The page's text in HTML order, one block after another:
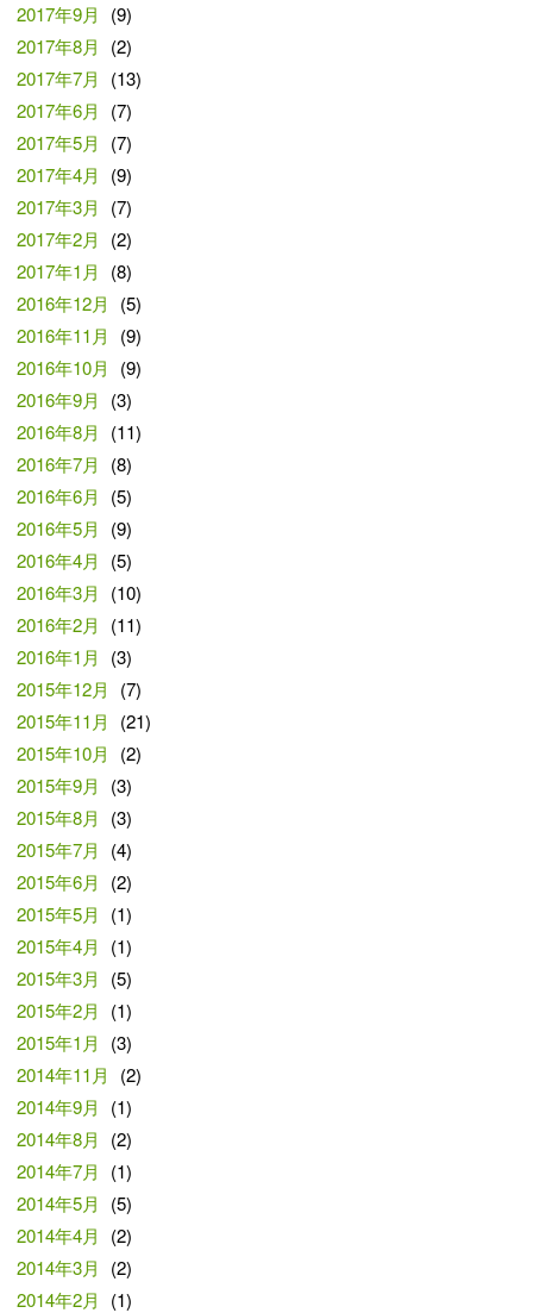
2017年9月
(9)
2017年8月
(2)
2017年7月
(13)
2017年6月
(7)
2017年5月
(7)
2017年4月
(9)
2017年3月
(7)
2017年2月
(2)
2017年1月
(8)
2016年12月
(5)
2016年11月
(9)
2016年10月
(9)
2016年9月
(3)
2016年8月
(11)
2016年7月
(8)
2016年6月
(5)
2016年5月
(9)
2016年4月
(5)
2016年3月
(10)
2016年2月
(11)
2016年1月
(3)
2015年12月
(7)
2015年11月
(21)
2015年10月
(2)
2015年9月
(3)
2015年8月
(3)
2015年7月
(4)
2015年6月
(2)
2015年5月
(1)
2015年4月
(1)
2015年3月
(5)
2015年2月
(1)
2015年1月
(3)
2014年11月
(2)
2014年9月
(1)
2014年8月
(2)
2014年7月
(1)
2014年5月
(5)
2014年4月
(2)
2014年3月
(2)
2014年2月
(1)